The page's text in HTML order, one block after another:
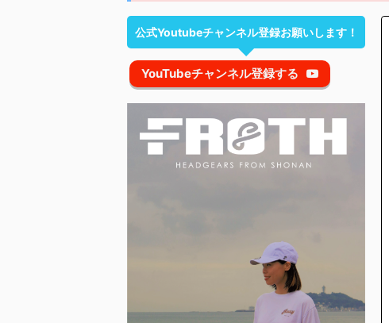
公式Youtubeチャンネル登録お願いします！
YouTubeチャンネル登録する